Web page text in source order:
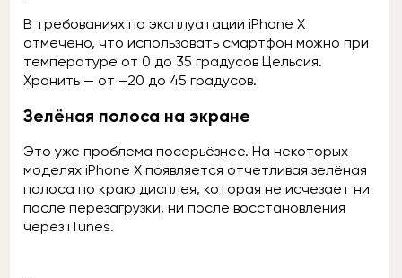
В требованиях по эксплуатации iPhone X
отмечено, что использовать смартфон можно при
температуре от 0 до 35 градусов Цельсия.
Хранить — от –20 до 45 градусов.
Зелёная полоса на экране
Это уже проблема посерьёзнее. На некоторых
моделях iPhone X появляется отчетливая зелёная
полоса по краю дисплея, которая не исчезает ни
после перезагрузки, ни после восстановления
через iTunes.